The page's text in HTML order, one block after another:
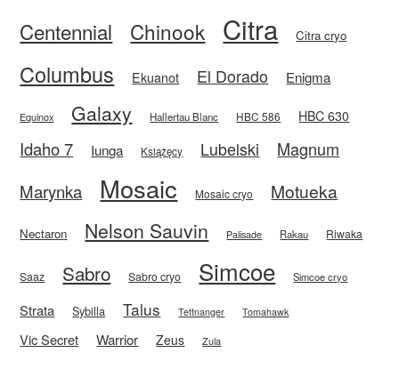
Centennial Chinook Citra Citra cryo
Columbus Ekuanot El Dorado Enigma
Equinox Galaxy Hallertau Blanc HBC 586 HBC 630
Idaho 7 Iunga Książęcy Lubelski
Magnum
Marynka
Mosaic Mosaic cryo Motueka
Nectaron Nelson Sauvin Palisade Rakau Riwaka
Saaz Sabro Sabro cryo Simcoe Simcoe cryo
Strata Sybilla Talus Tettnanger Tomahawk
Vic Secret Warrior Zeus Zula